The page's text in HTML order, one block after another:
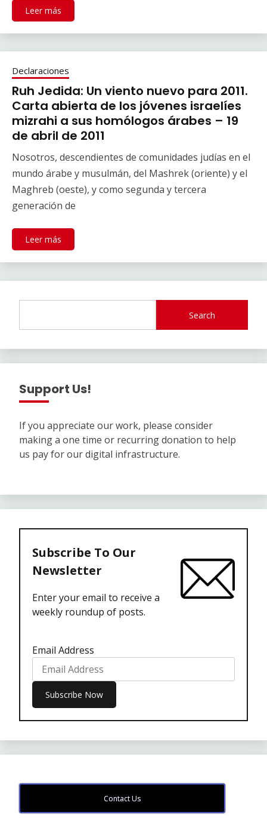
Leer más
Declaraciones
Ruh Jedida: Un viento nuevo para 2011.
Carta abierta de los jóvenes israelíes
mizrahi a sus homólogos árabes – 19
de abril de 2011
Nosotros, descendientes de comunidades judías en el
mundo árabe y musulmán, del Mashrek (oriente) y el
Maghreb (oeste), y como segunda y tercera
generación de
Leer más
Search
Support Us!
If you appreciate our work, please consider
making a one time or recurring donation to help
us pay for our digital infrastructure.
Subscribe To Our
Newsletter
Enter your email to receive a
weekly roundup of posts.
Email Address
Contact Us